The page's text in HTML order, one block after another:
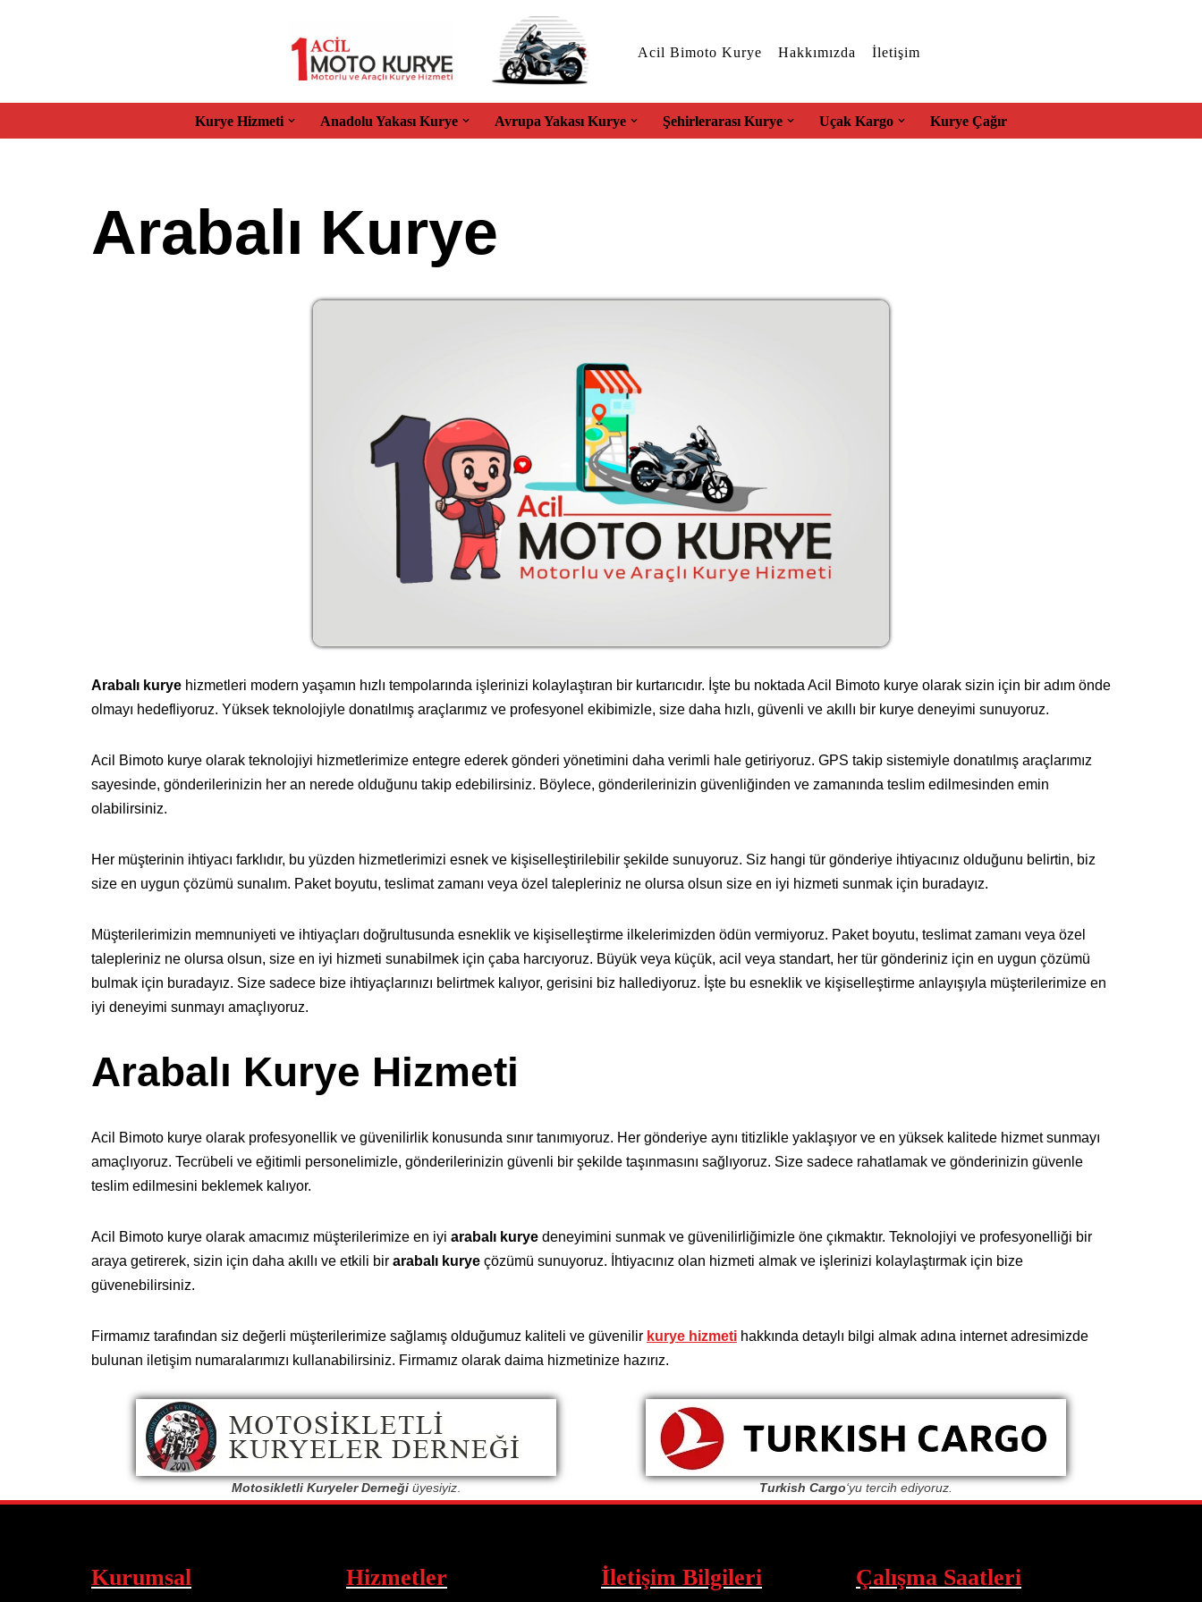
Acil Bimoto Kurye Hakkımızda İletişim
Kurye Hizmeti Anadolu Yakası Kurye Avrupa Yakası Kurye Şehirlerarası Kurye Uçak Kargo Kurye Çağır
Arabalı Kurye
Arabalı kurye hizmetleri modern yaşamın hızlı tempolarında işlerinizi kolaylaştıran bir kurtarıcıdır. İşte bu noktada Acil Bimoto kurye olarak sizin için bir adım önde
olmayı hedefliyoruz. Yüksek teknolojiyle donatılmış araçlarımız ve profesyonel ekibimizle, size daha hızlı, güvenli ve akıllı bir kurye deneyimi sunuyoruz.
Acil Bimoto kurye olarak teknolojiyi hizmetlerimize entegre ederek gönderi yönetimini daha verimli hale getiriyoruz. GPS takip sistemiyle donatılmış araçlarımız
sayesinde, gönderilerinizin her an nerede olduğunu takip edebilirsiniz. Böylece, gönderilerinizin güvenliğinden ve zamanında teslim edilmesinden emin
olabilirsiniz.
Her müşterinin ihtiyacı farklıdır, bu yüzden hizmetlerimizi esnek ve kişiselleştirilebilir şekilde sunuyoruz. Siz hangi tür gönderiye ihtiyacınız olduğunu belirtin, biz
size en uygun çözümü sunalım. Paket boyutu, teslimat zamanı veya özel talepleriniz ne olursa olsun size en iyi hizmeti sunmak için buradayız.
Müşterilerimizin memnuniyeti ve ihtiyaçları doğrultusunda esneklik ve kişiselleştirme ilkelerimizden ödün vermiyoruz. Paket boyutu, teslimat zamanı veya özel
talepleriniz ne olursa olsun, size en iyi hizmeti sunabilmek için çaba harcıyoruz. Büyük veya küçük, acil veya standart, her tür gönderiniz için en uygun çözümü
bulmak için buradayız. Size sadece bize ihtiyaçlarınızı belirtmek kalıyor, gerisini biz hallediyoruz. İşte bu esneklik ve kişiselleştirme anlayışıyla müşterilerimize en
iyi deneyimi sunmayı amaçlıyoruz.
Arabalı Kurye Hizmeti
Acil Bimoto kurye olarak profesyonellik ve güvenilirlik konusunda sınır tanımıyoruz. Her gönderiye aynı titizlikle yaklaşıyor ve en yüksek kalitede hizmet sunmayı
amaçlıyoruz. Tecrübeli ve eğitimli personelimizle, gönderilerinizin güvenli bir şekilde taşınmasını sağlıyoruz. Size sadece rahatlamak ve gönderinizin güvenle
teslim edilmesini beklemek kalıyor.
Acil Bimoto kurye olarak amacımız müşterilerimize en iyi arabalı kurye deneyimini sunmak ve güvenilirliğimizle öne çıkmaktır. Teknolojiyi ve profesyonelliği bir
araya getirerek, sizin için daha akıllı ve etkili bir arabalı kurye çözümü sunuyoruz. İhtiyacınız olan hizmeti almak ve işlerinizi kolaylaştırmak için bize
güvenebilirsiniz.
Firmamız tarafından siz değerli müşterilerimize sağlamış olduğumuz kaliteli ve güvenilir kurye hizmeti hakkında detaylı bilgi almak adına internet adresimizde
bulunan iletişim numaralarımızı kullanabilirsiniz. Firmamız olarak daima hizmetinize hazırız.
Motosikletli Kuryeler Derneği üyesiyiz Turkish Cargo‘yu tercih ediyoruz.
Kurumsal Hizmetler İletişim Bilgileri Çalışma Saatleri